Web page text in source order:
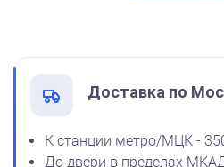
Доставка по
К станции метро/МЦК -
До двери в пределах